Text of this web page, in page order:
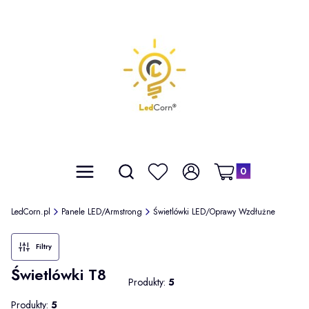
Menu Otwórz wyszukiwarkę
Szukaj Ulubione Zaloguj się
Produkty w koszyku:
Koszyk
LedCorn.pl Panele LED/Armstrong Świetlówki LED/Oprawy Wzdłużne
Filtry
Świetlówki T8 Produkty: 5
Produkty: 5